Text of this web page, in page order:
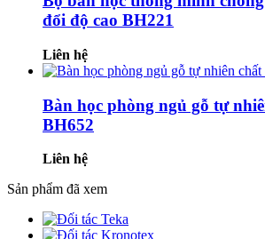
đổi độ cao BH221
Liên hệ
Bàn học phòng ngủ gỗ tự
BH652
Liên hệ
Sản phẩm đã xem